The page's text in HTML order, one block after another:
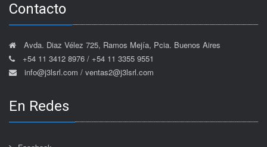
Contacto
Avda. Diaz Vélez 725, Ramos Mejía, Pcia. Buenos Aires
+54 11 3412 8976 / +54 11 3355 9551
info@j3lsrl.com / ventas2@j3lsrl.com
En Redes